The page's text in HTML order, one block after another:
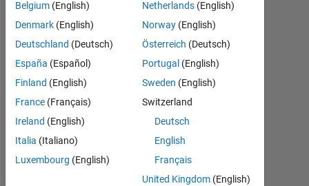
Following:
Follow
at
Engineering
Development
(Any advice
Mehr
Belgium (English)
Denmark (English)
Deutschland (Deutsch)
España (Español)
Finland (English)
France (Français)
Ireland (English)
Italia (Italiano)
Luxembourg (English)
Netherlands (English)
Norway (English)
Österreich (Deutsch)
Portugal (English)
Sweden (English)
Switzerland
Deutsch
English
Français
United Kingdom (English)